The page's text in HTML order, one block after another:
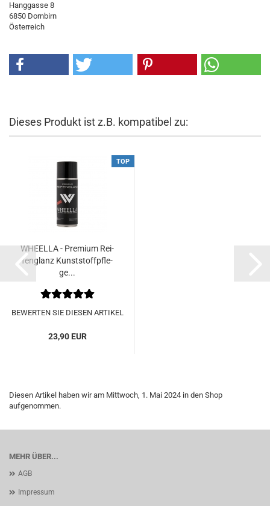
Hanggasse 8
6850 Dornbirn
Österreich
Dieses Produkt ist z.B. kompatibel zu:
TOP
WHEEL­LA - Pre­mi­um Rei­
fen­glanz Kunst­stoff­pfle­
ge...
BEWERTEN SIE DIESEN ARTIKEL
23,90 EUR
Diesen Artikel haben wir am Mittwoch, 1. Mai 2024 in den Shop
aufgenommen.
MEHR ÜBER...
AGB
Impressum